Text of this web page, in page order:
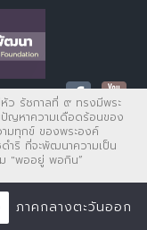
หัว รัชกาลที่ ๙ ทรงมีพระ
ญหาความเดือดร้อนของ
มทุกข์ ของพระองค์
ำริ ที่จะพัฒนาความเป็น
ม "พออยู่ พอกิน”
ภาคกลางตะวันออก